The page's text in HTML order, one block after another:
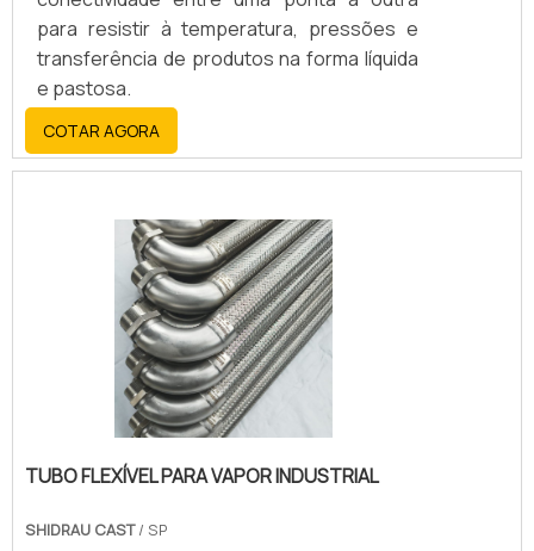
para resistir à temperatura, pressões e
transferência de produtos na forma líquida
e pastosa.
COTAR AGORA
TUBO FLEXÍVEL PARA VAPOR INDUSTRIAL
SHIDRAU CAST/ SP